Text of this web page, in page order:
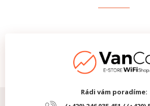
Rádi vám poradíme: